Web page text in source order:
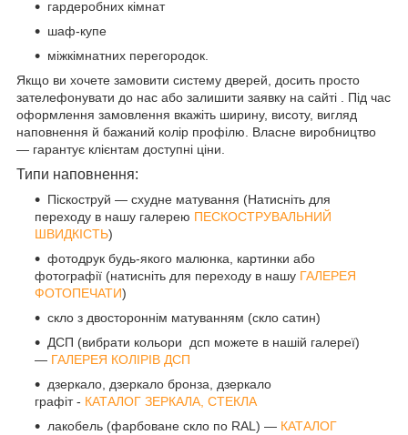
гардеробних кімнат
шаф-купе
міжкімнатних перегородок.
Якщо ви хочете замовити систему дверей, досить просто
зателефонувати до нас або залишити заявку на сайті . Під час
оформлення замовлення вкажіть ширину, висоту, вигляд
наповнення й бажаний колір профілю. Власне виробництво
— гарантує клієнтам доступні ціни.
Типи наповнення:
Піскоструй — схудне матування (Натисніть для
переходу в нашу галерею ПЕСКОСТРУВАЛЬНИЙ
ШВИДКІСТЬ)
фотодрук будь-якого малюнка, картинки або
фотографії (натисніть для переходу в нашу ГАЛЕРЕЯ
ФОТОПЕЧАТИ)
скло з двостороннім матуванням (скло сатин)
ДСП (вибрати кольори дсп можете в нашій галереї)
— ГАЛЕРЕЯ КОЛІРІВ ДСП
дзеркало, дзеркало бронза, дзеркало
графіт - КАТАЛОГ ЗЕРКАЛА, СТЕКЛА
лакобель (фарбоване скло по RAL) — КАТАЛОГ